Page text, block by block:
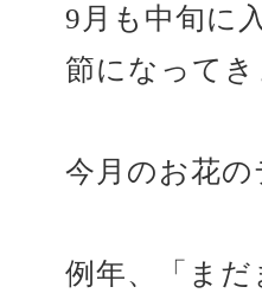
9月も中旬に
節になって
今月のお花
例年、「ま